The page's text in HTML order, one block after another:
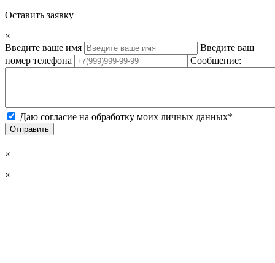
Оставить заявку
×
Введите ваше имя
Введите ваш
номер телефона
Сообщение:
Даю согласие на обработку моих личных данных*
Отправить
×
×